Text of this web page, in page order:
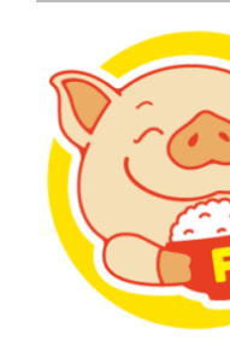
プー
豊中
化してます。